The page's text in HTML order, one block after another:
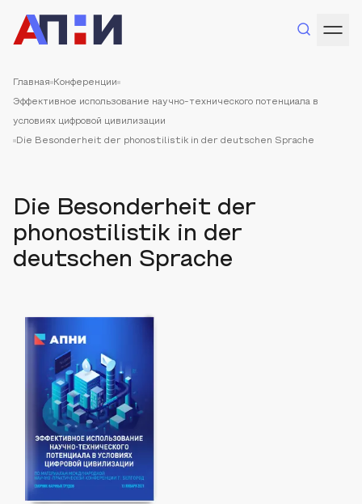
Главная Конференции
Эффективное использование научно-технического потенциала в
условиях цифровой цивилизации
Die Besonderheit der phonostilistik in der deutschen Sprache
Die Besonderheit der
phonostilistik in der
deutschen Sprache